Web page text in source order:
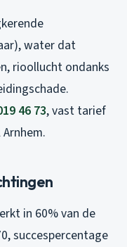
water dat
rioollucht ondanks
46 73, vast tarief
in 60% van de
succespercentage